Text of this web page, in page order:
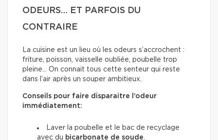
ODEURS… ET PARFOIS DU
CONTRAIRE
La cuisine est un lieu où les odeurs s’accrochent :
friture, poisson, vaisselle oubliée, poubelle trop
pleine… On connait tous cette senteur qui reste
dans l’air après un souper ambitieux.
Conseils pour faire disparaitre l’odeur
immédiatement:
Laver la poubelle et le bac de recyclage
avec du bicarbonate de soude.